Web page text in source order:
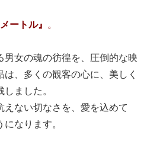
ートル』
男女の魂の彷徨を、圧倒的な映
、多くの観客の心に、美しく
ました。
えない切なさを、愛を込めて
になります。